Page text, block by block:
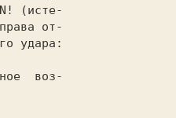
(исте-
от-
удара:
воз-